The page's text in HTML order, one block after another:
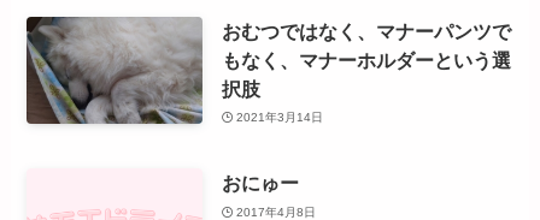
おむつではなく、マナーパンツで
もなく、マナーホルダーという選
択肢
2021年3月14日
おにゅー
2017年4月8日